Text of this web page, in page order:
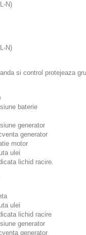
N)
N)
si control protejeaza
baterie
generator
generator
motor
ulei
lichid racire.
ulei
lichid racire
generator
generator